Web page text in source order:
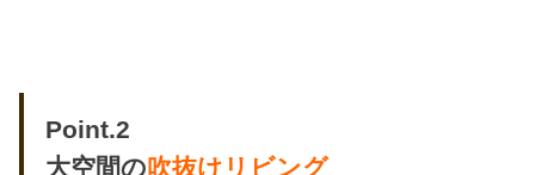
Point.2
大空間の吹抜けリビング